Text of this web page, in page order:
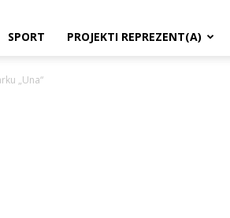
SPORT PROJEKTI REPREZENT(A)
„Una“